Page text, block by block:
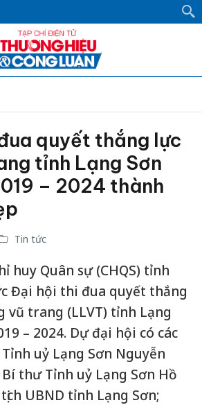
quyết thắng lực
tỉnh Lạng Sơn
– 2024 thành
Tin tức
huy Quân sự (CHQS) tỉnh
Đại hội thi đua quyết thắng
vũ trang (LLVT) tỉnh Lạng
– 2024. Dự đại hội có các
uỷ Lạng Sơn Nguyễn
thư Tỉnh uỷ Lạng Sơn Hồ
UBND tỉnh Lạng Sơn;